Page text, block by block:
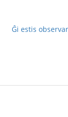
Ĝi estis